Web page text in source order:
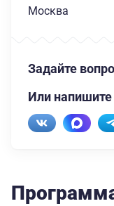
Москва
Задайте
Или